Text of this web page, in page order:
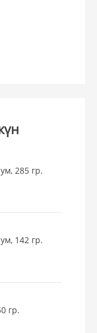
285 гр.
142 гр.
гр.